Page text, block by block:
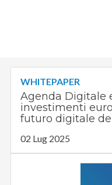
WHITEPAPER
Agenda Digitale
investimenti
futuro digitale
02 Lug 2025